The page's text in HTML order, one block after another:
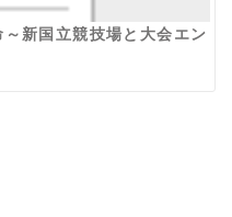
新国立競技場と大会エン